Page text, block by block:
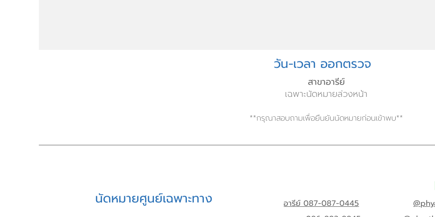
วัน-เวลา ออกตรวจ
สาขาอารีย์
เฉพาะนัดหมายล่วงหน้า
**กรุณาสอบถามเพื่อยืนยันนัดหมายก่อนเข้าพบ**
นัดหมายศูนย์เฉพาะทาง
อารีย์ 087-087-0445